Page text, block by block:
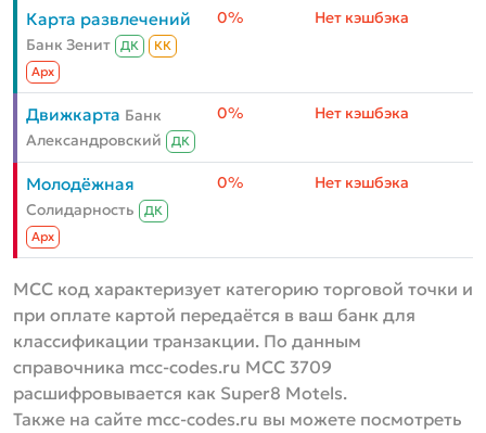
Карта развлечений
Банк Зенит ДК
КК
Aрх
0% Нет кэшбэка
Движкарта Банк
Александровский
ДК
0% Нет кэшбэка
Молодёжная
Солидарность
ДК
Aрх
0% Нет кэшбэка
MCC код характеризует категорию торговой точки и
при оплате картой передаётся в ваш банк для
классификации транзакции. По данным
справочника mcc-codes.ru MCC 3709
расшифровывается как Super8 Motels.
Также на сайте mcc-codes.ru вы можете посмотреть